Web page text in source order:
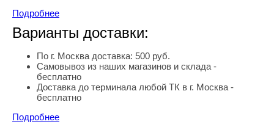
Подробнее
Варианты доставки:
По г. Москва доставка: 500 руб.
Самовывоз из наших магазинов и склада -
бесплатно
Доставка до терминала любой ТК в г. Москва -
бесплатно
Подробнее